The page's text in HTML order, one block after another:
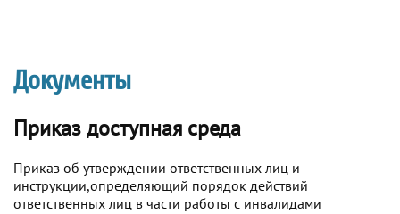
Документы
Приказ доступная среда
Приказ об утверждении ответственных лиц и
инструкции,определяющий порядок действий
ответственных лиц в части работы с инвалидами